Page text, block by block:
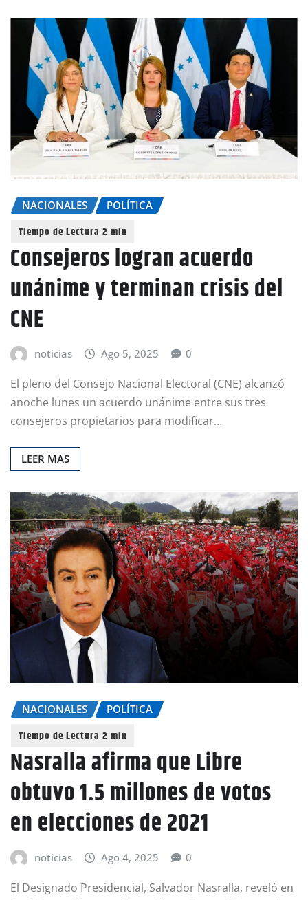
NACIONALES POLÍTICA
Consejeros logran acuerdo
unánime y terminan crisis del
CNE
noticias Ago 5, 2025 0
El pleno del Consejo Nacional Electoral (CNE) alcanzó
anoche lunes un acuerdo unánime entre sus tres
consejeros propietarios para modificar…
LEER MAS
NACIONALES POLÍTICA
Nasralla afirma que Libre
obtuvo 1.5 millones de votos
en elecciones de 2021
noticias Ago 4, 2025 0
El Designado Presidencial, Salvador Nasralla, reveló en